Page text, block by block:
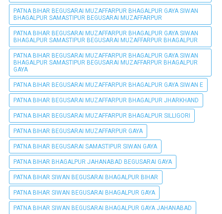
PATNA BIHAR BEGUSARAI MUZAFFARPUR BHAGALPUR GAYA SIWAN
BHAGALPUR SAMASTIPUR BEGUSARAI MUZAFFARPUR
PATNA BIHAR BEGUSARAI MUZAFFARPUR BHAGALPUR GAYA SIWAN
BHAGALPUR SAMASTIPUR BEGUSARAI MUZAFFARPUR BHAGALPUR
PATNA BIHAR BEGUSARAI MUZAFFARPUR BHAGALPUR GAYA SIWAN
BHAGALPUR SAMASTIPUR BEGUSARAI MUZAFFARPUR BHAGALPUR
GAYA
PATNA BIHAR BEGUSARAI MUZAFFARPUR BHAGALPUR GAYA SIWAN E
PATNA BIHAR BEGUSARAI MUZAFFARPUR BHAGALPUR JHARKHAND
PATNA BIHAR BEGUSARAI MUZAFFARPUR BHAGALPUR SILLIGORI
PATNA BIHAR BEGUSARAI MUZAFFARPUR GAYA
PATNA BIHAR BEGUSARAI SAMASTIPUR SIWAN GAYA
PATNA BIHAR BHAGALPUR JAHANABAD BEGUSARAI GAYA
PATNA BIHAR SIWAN BEGUSARAI BHAGALPUR BIHAR
PATNA BIHAR SIWAN BEGUSARAI BHAGALPUR GAYA
PATNA BIHAR SIWAN BEGUSARAI BHAGALPUR GAYA JAHANABAD